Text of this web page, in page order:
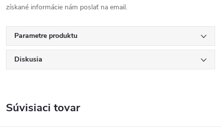
získané informácie nám poslať na email.
Parametre produktu
Diskusia
Súvisiaci tovar